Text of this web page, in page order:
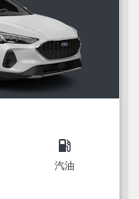
local_gas_station
汽油